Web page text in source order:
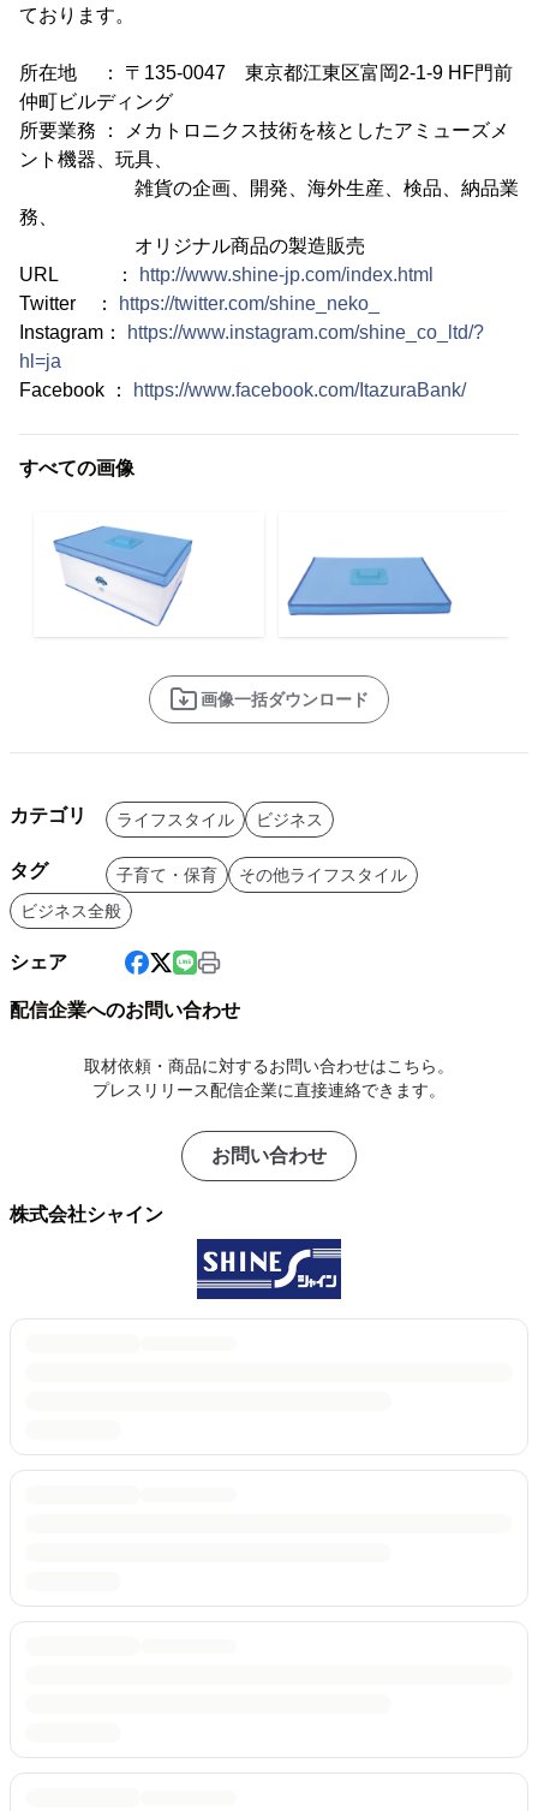
ております。
所在地 ： 〒135-0047 東京都江東区富岡2-1-9 HF門前
仲町ビルディング
所要業務 ： メカトロニクス技術を核としたアミューズメ
ント機器、玩具、
雑貨の企画、開発、海外生産、検品、納品業
務、
オリジナル商品の製造販売
URL ：
http://www.shine-jp.com/index.html
Twitter ：
https://twitter.com/shine_neko_
Instagram：
https://www.instagram.com/shine_co_ltd/?
hl=ja
Facebook ：
https://www.facebook.com/ItazuraBank/
すべての画像
画像一括ダウンロード
カテゴリ ライフスタイル ビジネス
タグ 子育て・保育
その他ライフスタイル
ビジネス全般
シェア
配信企業へのお問い合わせ
取材依頼・商品に対するお問い合わせはこちら。
プレスリリース配信企業に直接連絡できます。
お問い合わせ
株式会社シャイン